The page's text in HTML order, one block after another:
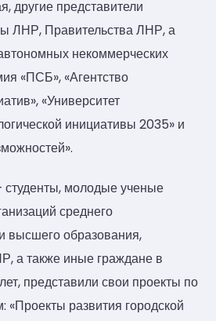
другие представители
ЛНР, Правительства ЛНР, а
некоммерческих
«ПСБ», «Агентство
«Университет
инициативы 2035» и
студенты, молодые ученые
среднего
высшего образования,
а также иные граждане в
представили свои проекты по
развития городской